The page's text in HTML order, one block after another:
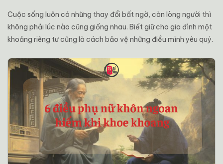
Cuộc sống luôn có những thay đổi bất ngờ, còn lòng người thì
không phải lúc nào cũng giống nhau. Biết giữ cho gia đình một
khoảng riêng tư cũng là cách bảo vệ những điều mình yêu quý.